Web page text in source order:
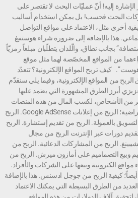
الإشارة إليه! أنّ عمليّات البحث لا تقتصر على
البحث فحسب! بل يمكن استخدام أساليب
أخرى مثل، الاعتماد على مواقع التواصل
هذا بالإضافة إلى ضرورة شراء هوستنيغ
بجانب نطاق، والّلذان يتطلّبان مبلغاً رمزيّاً
من المواقع المخصّصة لهما مثل موقع
كيف تربح المواقع الإلكترونية؟ تتعدّد
من المواقع الإلكترونية، وفيما يلي سنقدّم
أبرز الطرق المشهورة التي يعتمد عليها
من الأشخاص، لكسب المال من هذه المنصات
الافتراضية؛ الربح من إعلانات Google AdSense. الربح
بالعمولة. الربح من تقديم إستشارة. الربح
دورات عبر الإنترنت الربح من مجال
الربح من المشاركات الدعائية. الربح من
وبيع التصماميم على أمازون ميرش. الربح من
مواقع الكترونية وبيعها على الشركات والأفراد.
أيضاً؛ كيفية الربح من جوجل ادسنس. هذا بالإضافة
من الطرق البسيطة التي يمكنك الاعتماد